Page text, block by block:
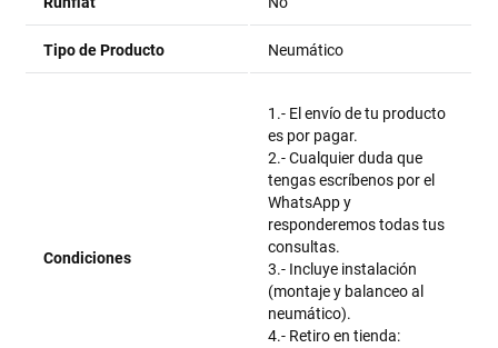
Tipo de Producto Neumático
Condiciones
1.- El envío de tu producto
es por pagar.
2.- Cualquier duda que
tengas escríbenos por el
WhatsApp y
responderemos todas tus
consultas.
3.- Incluye instalación
(montaje y balanceo al
neumático).
4.- Retiro en tienda: